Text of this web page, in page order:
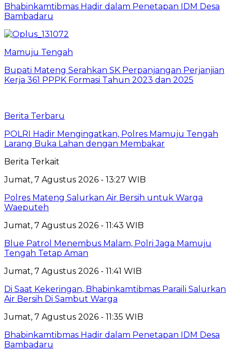
Bhabinkamtibmas Hadir dalam Penetapan IDM Desa
Bambadaru
Mamuju Tengah
Bupati Mateng Serahkan SK Perpanjangan Perjanjian
Kerja 361 PPPK Formasi Tahun 2023 dan 2025
Berita Terbaru
POLRI Hadir Mengingatkan, Polres Mamuju Tengah
Larang Buka Lahan dengan Membakar
Berita Terkait
Jumat, 7 Agustus 2026 - 13:27 WIB
Polres Mateng Salurkan Air Bersih untuk Warga
Waeputeh
Jumat, 7 Agustus 2026 - 11:43 WIB
Blue Patrol Menembus Malam, Polri Jaga Mamuju
Tengah Tetap Aman
Jumat, 7 Agustus 2026 - 11:41 WIB
Di Saat Kekeringan, Bhabinkamtibmas Paraili Salurkan
Air Bersih Di Sambut Warga
Jumat, 7 Agustus 2026 - 11:35 WIB
Bhabinkamtibmas Hadir dalam Penetapan IDM Desa
Bambadaru